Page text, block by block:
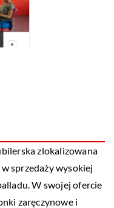
zlokalizowana
sprzedaży wysokiej
W swojej ofercie
zaręczynowe i